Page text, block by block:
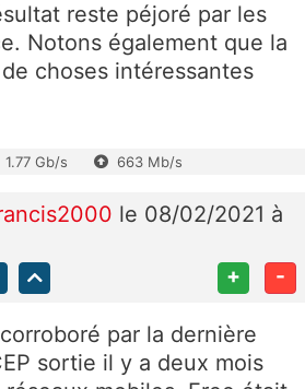
reste péjoré par les
Notons également que la
choses intéressantes
1.77 Gb/s 663 Mb/s
le 08/02/2021 à
+ -
par la dernière
sortie il y a deux mois